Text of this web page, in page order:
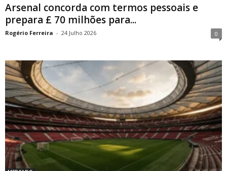
Arsenal concorda com termos pessoais e
prepara £ 70 milhões para...
Rogério Ferreira - 24 Julho 2026 0